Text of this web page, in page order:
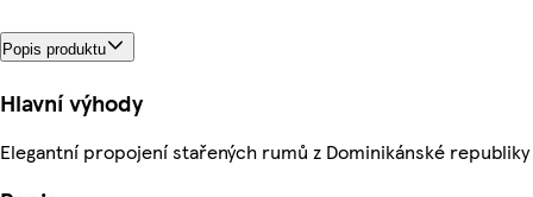
Popis produktu
Hlavní výhody
Elegantní propojení stařených rumů z Dominikánské republiky